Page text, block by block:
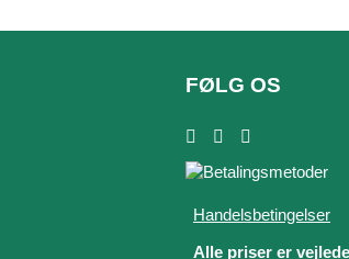
FØLG OS
Handelsbetingelser
Alle priser er